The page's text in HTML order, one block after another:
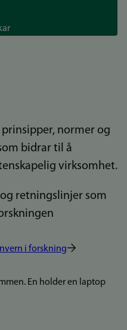
normer og
bidrar til å
virksomhet.
retningslinjer som
i forskning